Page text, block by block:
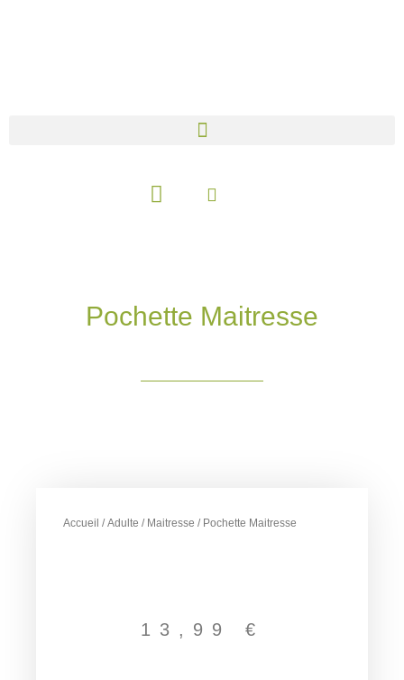
Panier
Pochette Maitresse
Accueil /Adulte / Maitresse / Pochette Maitresse
13,99 €